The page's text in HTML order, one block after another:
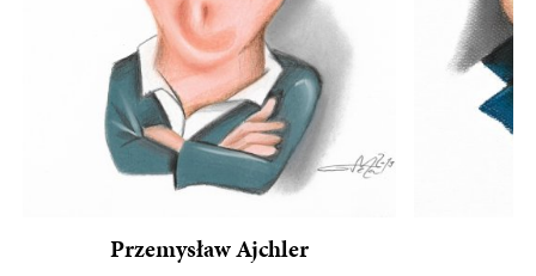
Przemysław Ajchler